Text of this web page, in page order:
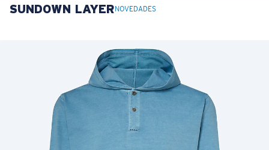
OBJETIVO ACTUALIZADO¡AGREGADO AL CARRITO!
Cantidad:
Sin cargo
Cantidad:
SUNDOWN LAYER NOVEDADES